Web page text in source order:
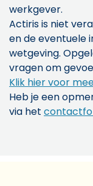
werkgever.
Actiris is niet
en de eventuele
wetgeving.
vragen om
Klik hier voor
Heb je een
via het